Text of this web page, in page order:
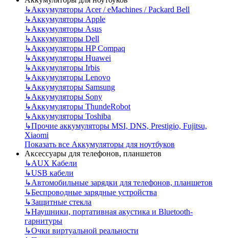
↳Аккумуляторы Acer / eMachines / Packard Bell
↳Аккумуляторы Apple
↳Аккумуляторы Asus
↳Аккумуляторы Dell
↳Аккумуляторы HP Compaq
↳Аккумуляторы Huawei
↳Аккумуляторы Irbis
↳Аккумуляторы Lenovo
↳Аккумуляторы Samsung
↳Аккумуляторы Sony
↳Аккумуляторы ThundeRobot
↳Аккумуляторы Toshiba
↳Прочие аккумуляторы MSI, DNS, Prestigio, Fujitsu,
Xiaomi
Показать все Аккумуляторы для ноутбуков
Аксессуары для телефонов, планшетов
↳AUX Кабели
↳USB кабели
↳Автомобильные зарядки для телефонов, планшетов
↳Беспроводные зарядные устройства
↳Защитные стекла
↳Наушники, портативная акустика и Bluetooth-
гарнитуры
↳Очки виртуальной реальности